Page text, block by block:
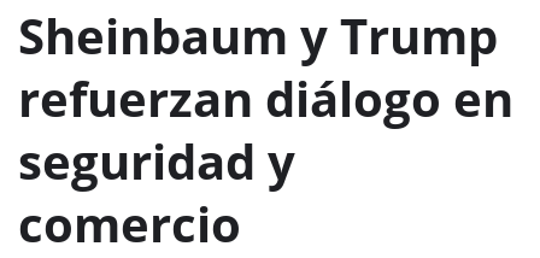
Sheinbaum y Trump
refuerzan diálogo en
seguridad y
comercio